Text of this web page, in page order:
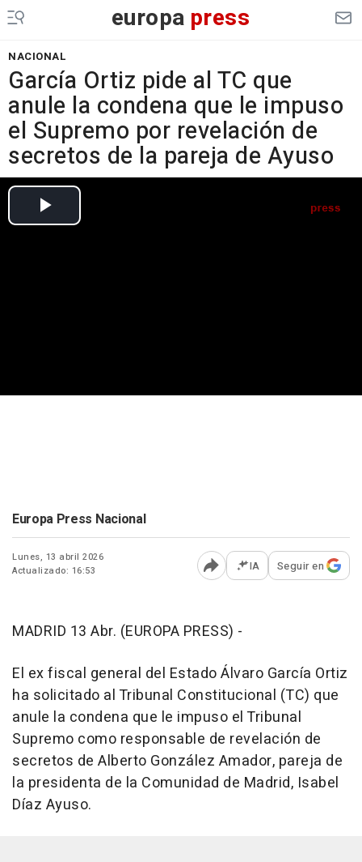
europa press
NACIONAL
García Ortiz pide al TC que
anule la condena que le impuso
el Supremo por revelación de
secretos de la pareja de Ayuso
Europa Press Nacional
Lunes, 13 abril 2026
Actualizado: 16:53
Abrir opciones para
IA Seguir en
MADRID 13 Abr. (EUROPA PRESS) -
El ex fiscal general del Estado Álvaro García Ortiz
ha solicitado al Tribunal Constitucional (TC) que
anule la condena que le impuso el Tribunal
Supremo como responsable de revelación de
secretos de Alberto González Amador, pareja de
la presidenta de la Comunidad de Madrid, Isabel
Díaz Ayuso.